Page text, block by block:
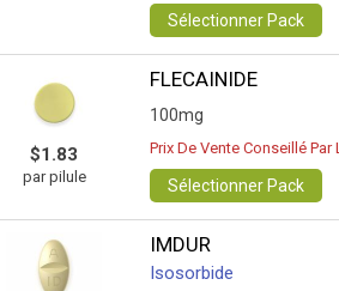
Sélectionner Pack
$1.83
par pilule
FLECAINIDE
100mg
Prix De Vente Conseillé
Sélectionner Pack
IMDUR
Isosorbide